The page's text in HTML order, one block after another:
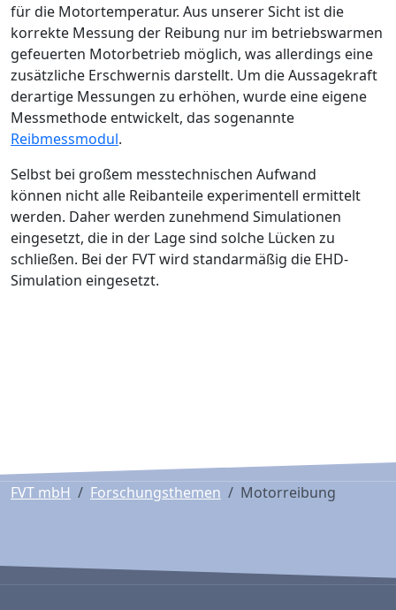
für die Motortemperatur. Aus unserer Sicht ist die
korrekte Messung der Reibung nur im betriebswarmen
gefeuerten Motorbetrieb möglich, was allerdings eine
zusätzliche Erschwernis darstellt. Um die Aussagekraft
derartige Messungen zu erhöhen, wurde eine eigene
Messmethode entwickelt, das sogenannte
Reibmessmodul.
Selbst bei großem messtechnischen Aufwand
können nicht alle Reibanteile experimentell ermittelt
werden. Daher werden zunehmend Simulationen
eingesetzt, die in der Lage sind solche Lücken zu
schließen. Bei der FVT wird standarmäßig die EHD-
Simulation eingesetzt.
FVT mbH Forschungsthemen Motorreibung